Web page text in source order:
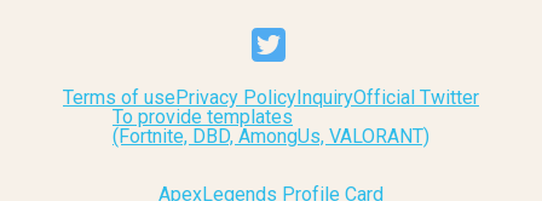
Terms of usePrivacy Policy InquiryOfficial Twitter
To provide templates
(Fortnite, DBD, AmongUs, VALORANT)
ApexLegends Profile Card